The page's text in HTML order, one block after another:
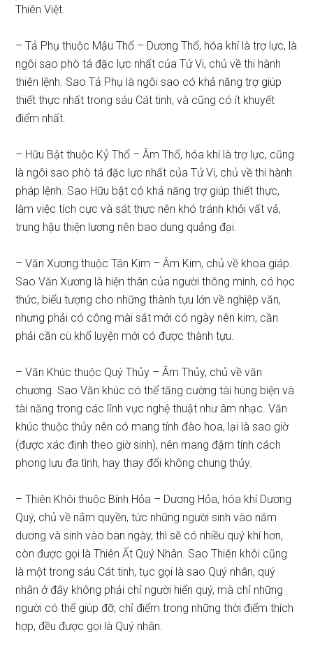
Thiên Việt.
– Tả Phụ thuộc Mậu Thổ – Dương Thổ, hóa khí là trợ lực, là
ngôi sao phò tá đặc lực nhất của Tử Vi, chủ về thi hành
thiên lệnh. Sao Tả Phụ là ngôi sao có khả năng trợ giúp
thiết thực nhất trong sáu Cát tinh, và cũng có ít khuyết
điểm nhất.
– Hữu Bật thuộc Kỷ Thổ – Âm Thổ, hóa khí là trợ lực, cũng
là ngôi sao phò tá đặc lực nhất của Tử Vi, chủ về thi hành
pháp lệnh. Sao Hữu bật có khả năng trợ giúp thiết thực,
làm việc tích cực và sát thực nên khó tránh khỏi vất vả,
trung hậu thiện lương nên bao dung quảng đại.
– Văn Xương thuộc Tân Kim – Âm Kim, chủ về khoa giáp.
Sao Văn Xương là hiện thân của người thông minh, có học
thức, biểu tượng cho những thành tựu lớn về nghiệp văn,
nhưng phải có công mài sắt mới có ngày nên kim, cần
phải cần cù khổ luyện mới có được thành tựu.
– Văn Khúc thuộc Quý Thủy – Âm Thủy, chủ về văn
chương. Sao Văn khúc có thể tăng cường tài hùng biện và
tài năng trong các lĩnh vực nghệ thuật như âm nhạc. Văn
khúc thuộc thủy nên có mang tính đào hoa, lại là sao giờ
(được xác định theo giờ sinh), nên mang đậm tính cách
phong lưu đa tình, hay thay đổi không chung thủy.
– Thiên Khôi thuộc Bính Hỏa – Dương Hỏa, hóa khí Dương
Quý, chủ về nắm quyền, tức những người sinh vào năm
dương và sinh vào ban ngày, thì sẽ có nhiều quý khí hơn,
còn được gọi là Thiên Ất Quý Nhân. Sao Thiên khôi cũng
là một trong sáu Cát tinh, tục gọi là sao Quý nhân, quý
nhân ở đây không phải chỉ người hiển quý, mà chỉ những
người có thể giúp đỡ, chỉ điểm trong những thời điểm thích
hợp, đều được gọi là Quý nhân.